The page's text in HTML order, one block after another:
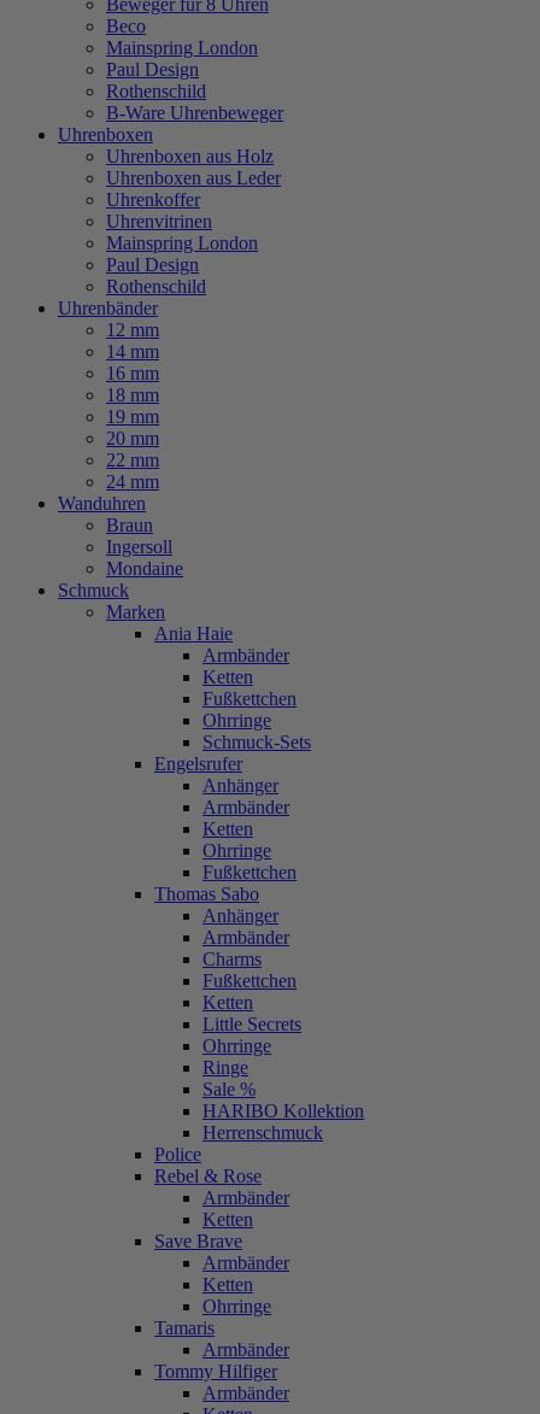
Beweger für 8 Uhren
Beco
Mainspring London
Paul Design
Rothenschild
B-Ware Uhrenbeweger
Uhrenboxen
Uhrenboxen aus Holz
Uhrenboxen aus Leder
Uhrenkoffer
Uhrenvitrinen
Mainspring London
Paul Design
Rothenschild
Uhrenbänder
12 mm
14 mm
16 mm
18 mm
19 mm
20 mm
22 mm
24 mm
Wanduhren
Braun
Ingersoll
Mondaine
Schmuck
Marken
Ania Haie
Armbänder
Ketten
Fußkettchen
Ohrringe
Schmuck-Sets
Engelsrufer
Anhänger
Armbänder
Ketten
Ohrringe
Fußkettchen
Thomas Sabo
Anhänger
Armbänder
Charms
Fußkettchen
Ketten
Little Secrets
Ohrringe
Ringe
Sale %
HARIBO Kollektion
Herrenschmuck
Police
Rebel & Rose
Armbänder
Ketten
Save Brave
Armbänder
Ketten
Ohrringe
Tamaris
Armbänder
Tommy Hilfiger
Armbänder